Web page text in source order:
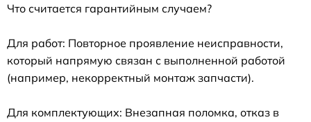
Что считается гарантийным случаем?
Для работ: Повторное проявление неисправности,
который напрямую связан с выполненной работой
(например, некорректный монтаж запчасти).
Для комплектующих: Внезапная поломка, отказ в